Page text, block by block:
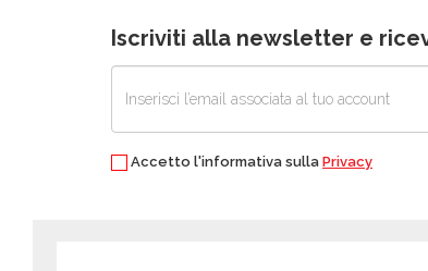
Iscriviti alla newsletter e
Accetto l'informativa sulla Privacy